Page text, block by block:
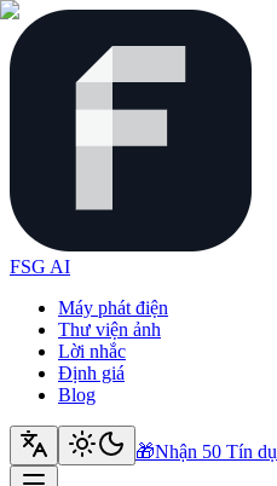
FSG AI
Máy phát điện
Thư viện ảnh
Lời nhắc
Định giá
Blog
🎁Nhận 50 Tín